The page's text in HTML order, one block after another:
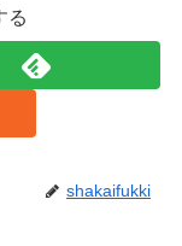
る
shakaifukki